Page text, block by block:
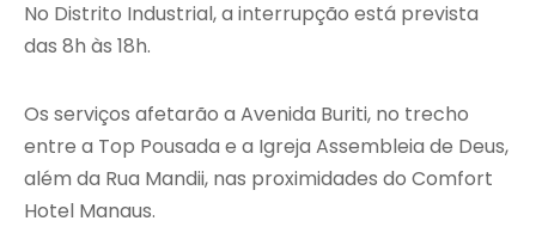
No Distrito Industrial, a interrupção está prevista
das 8h às 18h.
Os serviços afetarão a Avenida Buriti, no trecho
entre a Top Pousada e a Igreja Assembleia de Deus,
além da Rua Mandii, nas proximidades do Comfort
Hotel Manaus.